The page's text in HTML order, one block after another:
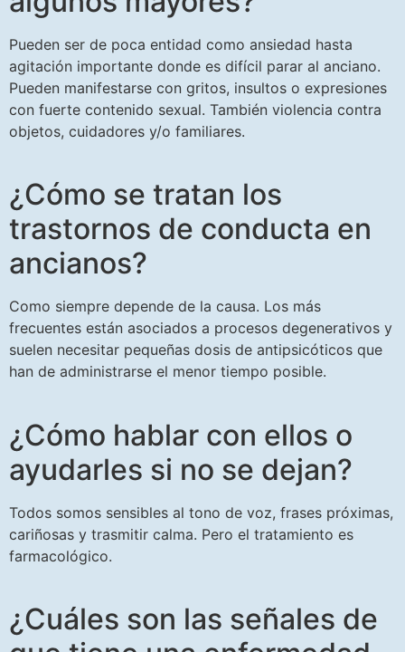
Pueden ser de poca entidad como ansiedad hasta
agitación importante donde es difícil parar al anciano.
Pueden manifestarse con gritos, insultos o expresiones
con fuerte contenido sexual. También violencia contra
objetos, cuidadores y/o familiares.
¿Cómo se tratan los
trastornos de conducta en
ancianos?
Como siempre depende de la causa. Los más
frecuentes están asociados a procesos degenerativos y
suelen necesitar pequeñas dosis de antipsicóticos que
han de administrarse el menor tiempo posible.
¿Cómo hablar con ellos o
ayudarles si no se dejan?
Todos somos sensibles al tono de voz, frases próximas,
cariñosas y trasmitir calma. Pero el tratamiento es
farmacológico.
¿Cuáles son las señales de